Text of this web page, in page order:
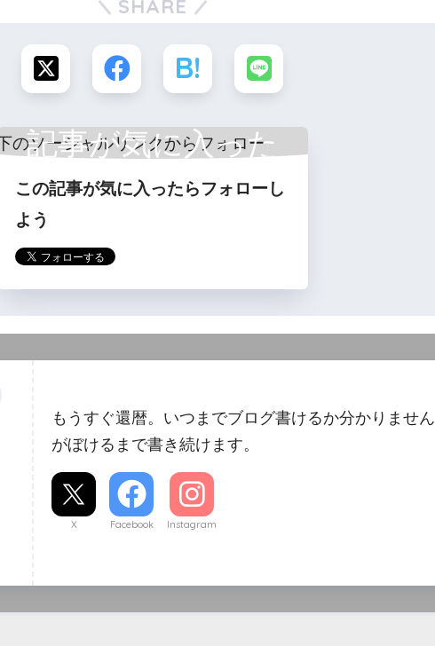
SHARE
記事が気に入った
らフォロー
この記事が気に入ったらフォローし
よう
もうすぐ還暦。いつまでブログ書けるか分かりません
がぼけるまで書き続けます。
X Facebook Instagram